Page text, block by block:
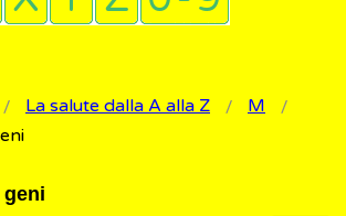
La salute dalla A alla Z
M
geni